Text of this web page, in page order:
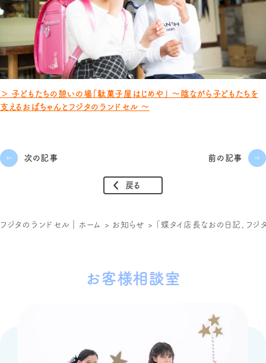
＞ 子どもたちの憩いの場「駄菓子屋はじめや」 〜陰ながら子どもたちを
支えるおばちゃんとフジタのランドセル 〜
次の記事 前の記事
戻る
フジタのランドセル｜ホーム > お知らせ > 「蝶タイ店長なおの日記、フ
お客様相談室